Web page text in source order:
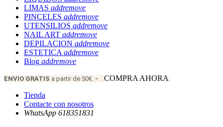
LIMAS addremove
PINCELES addremove
UTENSILIOS addremove
NAIL ART addremove
DEPILACION addremove
ESTETICA addremove
Blog addremove
ENVIO GRATIS a partir de 50€. - . COMPRA AHORA .
Tienda
Contacte con nosotros
WhatsApp 618351831